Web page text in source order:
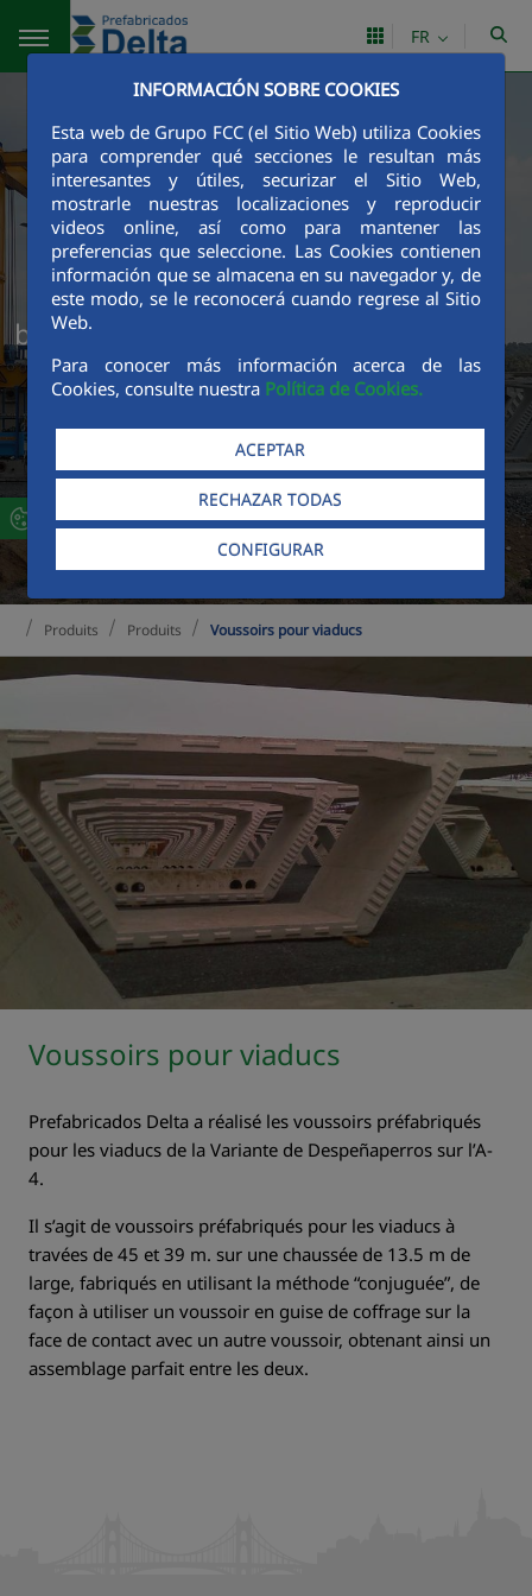
Saut au contenu principal
INFORMACIÓN SOBRE COOKIES
Esta web de Grupo FCC (el Sitio Web) utiliza Cookies
para comprender qué secciones le resultan más
interesantes y útiles, securizar el Sitio Web,
mostrarle nuestras localizaciones y reproducir
videos online, así como para mantener las
preferencias que seleccione. Las Cookies contienen
información que se almacena en su navegador y, de
este modo, se le reconocerá cuando regrese al Sitio
Web.
Para conocer más información acerca de las
Cookies, consulte nuestra Política de Cookies.
ACEPTAR
RECHAZAR TODAS
CONFIGURAR
FR
banner dovelas viaductos
Produits Produits Voussoirs pour viaducs
Voussoirs pour viaducs
Prefabricados Delta a réalisé les voussoirs préfabriqués
pour les viaducs de la Variante de Despeñaperros sur l’A-
4.
Il s’agit de voussoirs préfabriqués pour les viaducs à
travées de 45 et 39 m. sur une chaussée de 13.5 m de
large, fabriqués en utilisant la méthode “conjuguée”, de
façon à utiliser un voussoir en guise de coffrage sur la
face de contact avec un autre voussoir, obtenant ainsi un
assemblage parfait entre les deux.